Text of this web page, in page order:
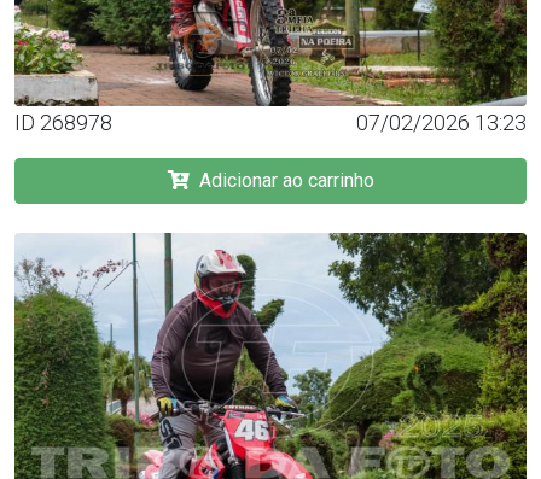
ID 268978 07/02/2026 13:23
Adicionar ao carrinho